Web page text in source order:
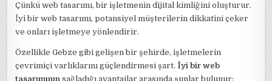
Çünkü web tasarımı, bir işletmenin dijital kimliğini oluşturur.
İyi bir web tasarımı, potansiyel müşterilerin dikkatini çeker
ve onları işletmeye yönlendirir.
Özellikle Gebze gibi gelişen bir şehirde, işletmelerin
çevrimiçi varlıklarını güçlendirmesi şart. İyi bir web
tasarımının sağladığı avantajlar arasında şunlar bulunur: